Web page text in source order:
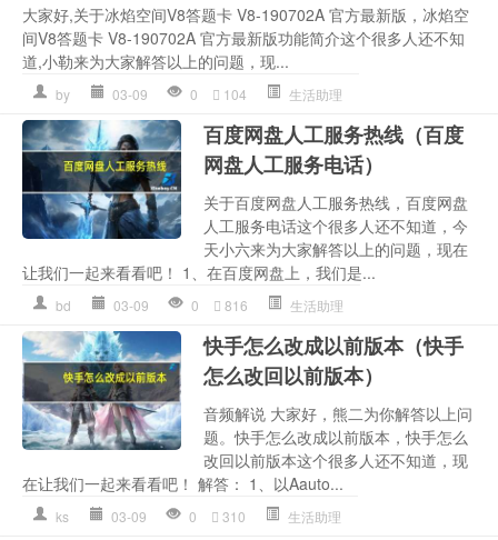
大家好,关于冰焰空间V8答题卡 V8-190702A 官方最新版，冰焰空
间V8答题卡 V8-190702A 官方最新版功能简介这个很多人还不知
道,小勒来为大家解答以上的问题，现...
by 03-09 0 104 生活助理
百度网盘人工服务热线（百度
网盘人工服务电话）
关于百度网盘人工服务热线，百度网盘
人工服务电话这个很多人还不知道，今
天小六来为大家解答以上的问题，现在
让我们一起来看看吧！ 1、在百度网盘上，我们是...
bd 03-09 0 816 生活助理
快手怎么改成以前版本（快手
怎么改回以前版本）
音频解说 大家好，熊二为你解答以上问
题。快手怎么改成以前版本，快手怎么
改回以前版本这个很多人还不知道，现
在让我们一起来看看吧！ 解答： 1、以Aauto...
ks 03-09 0 310 生活助理